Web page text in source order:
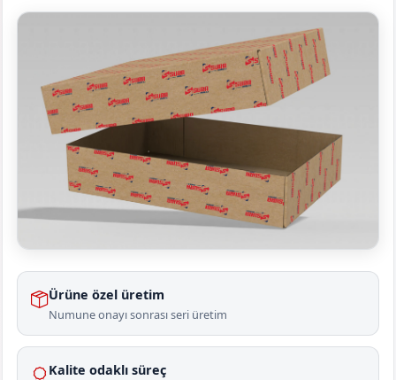
Ürüne özel üretim
Numune onayı sonrası seri üretim
Kalite odaklı süreç